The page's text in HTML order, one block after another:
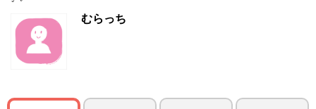
むらっち